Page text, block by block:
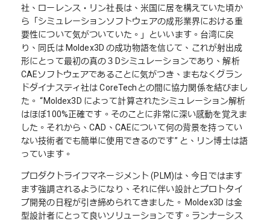
社、ローレンス・リン社長は、米国に居を構えていた頃か
ら「シミュレーションソフトウェアの成形業界における重
要性について気がついていた。」といいます。台湾に戻
り、同氏は Moldex3D の成功物語を信じて、これが射出成
形にとって最初の真の３Dシミュレーションであり、解析
CAEソフトウェアであることに気がつき、まもなくグラン
ドダイナスティ社は CoreTechとの間に協力関係を結びまし
た。 “Moldex3D によって計算されたシミュレーション解析
はほぼ100%正確です。そのことに非常に深い感動を覚えま
した。それから、CAD、CAEについて何の背景を持ってい
ない技術者でも簡単に使用できるのです” と、リン博士は語
っています。
プロダクトライフマネージメント (PLM)は、今日ではます
ます強調されるようになり、それに伴い設計とプロトタイ
プ開発の日程が引き締められてきました。 Moldex3D は金
型設計者にとって良いソリューションです。ランナーシス